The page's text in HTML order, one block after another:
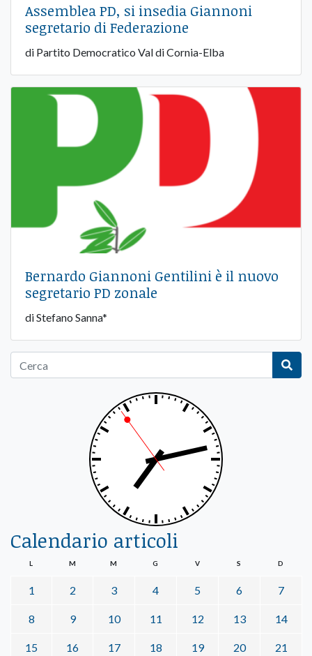
Assemblea PD, si insedia Giannoni
segretario di Federazione
di Partito Democratico Val di Cornia-Elba
Bernardo Giannoni Gentilini è il nuovo
segretario PD zonale
di Stefano Sanna*
Calendario articoli
L M M G V S D
1 2 3 4 5 6 7
8 9 10 11 12 13 14
15 16 17 18 19 20 21